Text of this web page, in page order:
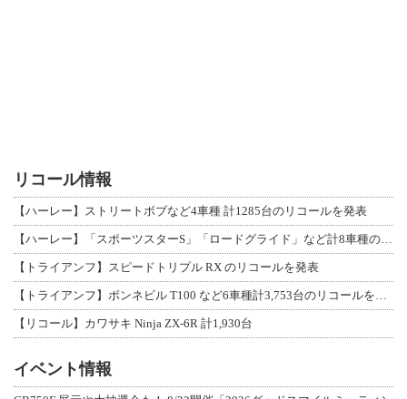
リコール情報
【ハーレー】ストリートボブなど4車種 計1285台のリコールを発表
【トライアンフ】スピードトリプル RX のリコールを発表
【リコール】カワサキ Ninja ZX-6R 計1,930台
イベント情報